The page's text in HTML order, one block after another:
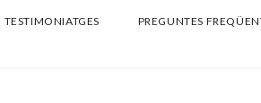
TESTIMONIATGES
PREGUNTES